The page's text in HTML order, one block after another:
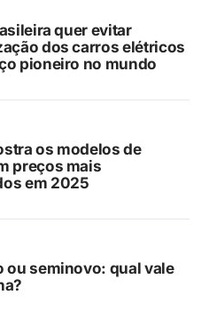
quer evitar
dos carros elétricos
pioneiro no mundo
os modelos de
preços mais
em 2025
ou seminovo: qual vale